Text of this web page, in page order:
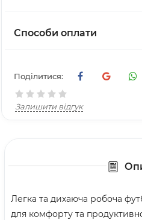
Способи оплати
Поділитися:
Залишити відгук
Легка та дихаюча робоча
для комфорту та